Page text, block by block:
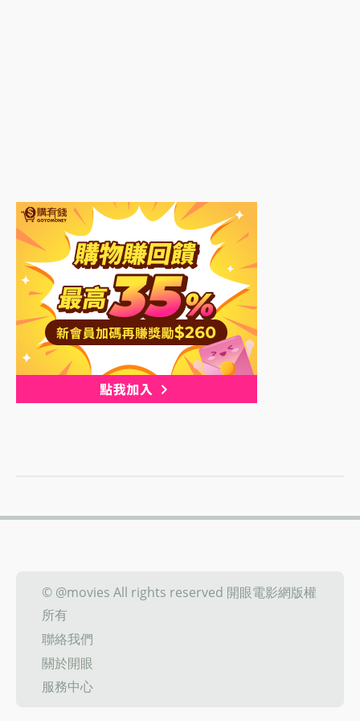
© @movies All rights reserved 開眼電影網版權
所有
聯絡我們
關於開眼
服務中心